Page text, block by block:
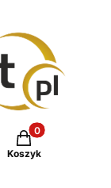
Produkty w
Koszyk